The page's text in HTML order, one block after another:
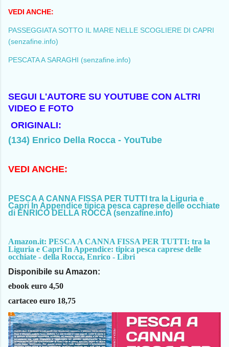
VEDI ANCHE:
PASSEGGIATA SOTTO IL MARE NELLE SCOGLIERE DI CAPRI
(senzafine.info)
PESCATA A SARAGHI (senzafine.info)
SEGUI L'AUTORE SU YOUTUBE CON ALTRI
VIDEO E FOTO
ORIGINALI:
(134) Enrico Della Rocca - YouTube
VEDI ANCHE:
PESCA A CANNA FISSA PER TUTTI tra la Liguria e
Capri In Appendice tipica pesca caprese delle occhiate
di ENRICO DELLA ROCCA (senzafine.info)
Amazon.it: PESCA A CANNA FISSA PER TUTTI: tra la
Liguria e Capri In Appendice: tipica pesca caprese delle
occhiate - della Rocca, Enrico - Libri
Disponibile su Amazon:
ebook euro 4,50
cartaceo euro 18,75